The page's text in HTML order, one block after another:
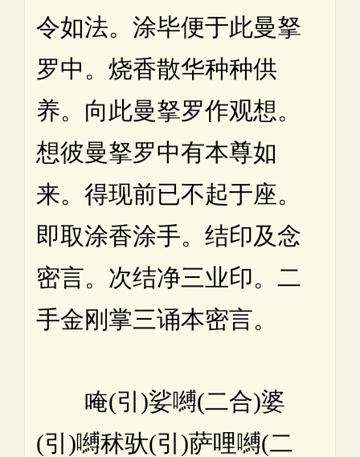
令如法。涂毕便于此曼拏
罗中。烧香散华种种供
养。向此曼拏罗作观想。
想彼曼拏罗中有本尊如
来。得现前已不起于座。
即取涂香涂手。结印及念
密言。次结净三业印。二
手金刚掌三诵本密言。
唵(引)娑嚩(二合)婆
(引)嚩秫驮(引)萨哩嚩(二